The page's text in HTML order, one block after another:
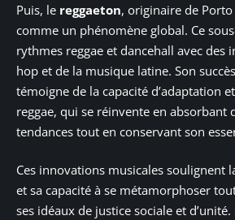
Puis, le reggaeton, originaire de Porto
comme un phénomène global. Ce
rythmes reggae et dancehall avec des
hop et de la musique latine. Son
témoigne de la capacité d’adaptation
reggae, qui se réinvente en absorbant
tendances tout en conservant son
Ces innovations musicales soulignent
et sa capacité à se métamorphoser
ses idéaux de justice sociale et